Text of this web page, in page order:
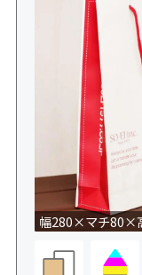
幅280×マチ80×